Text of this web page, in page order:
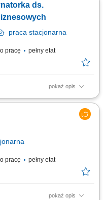
monitorowanie
realizacji celów strategicznych i
ds.
praca stacjonarna
pracę pełny etat
pokaż opis
pod kątem potrzeb
ich do biznesu
rekomendacje zmian
pracę pełny etat
pokaż opis